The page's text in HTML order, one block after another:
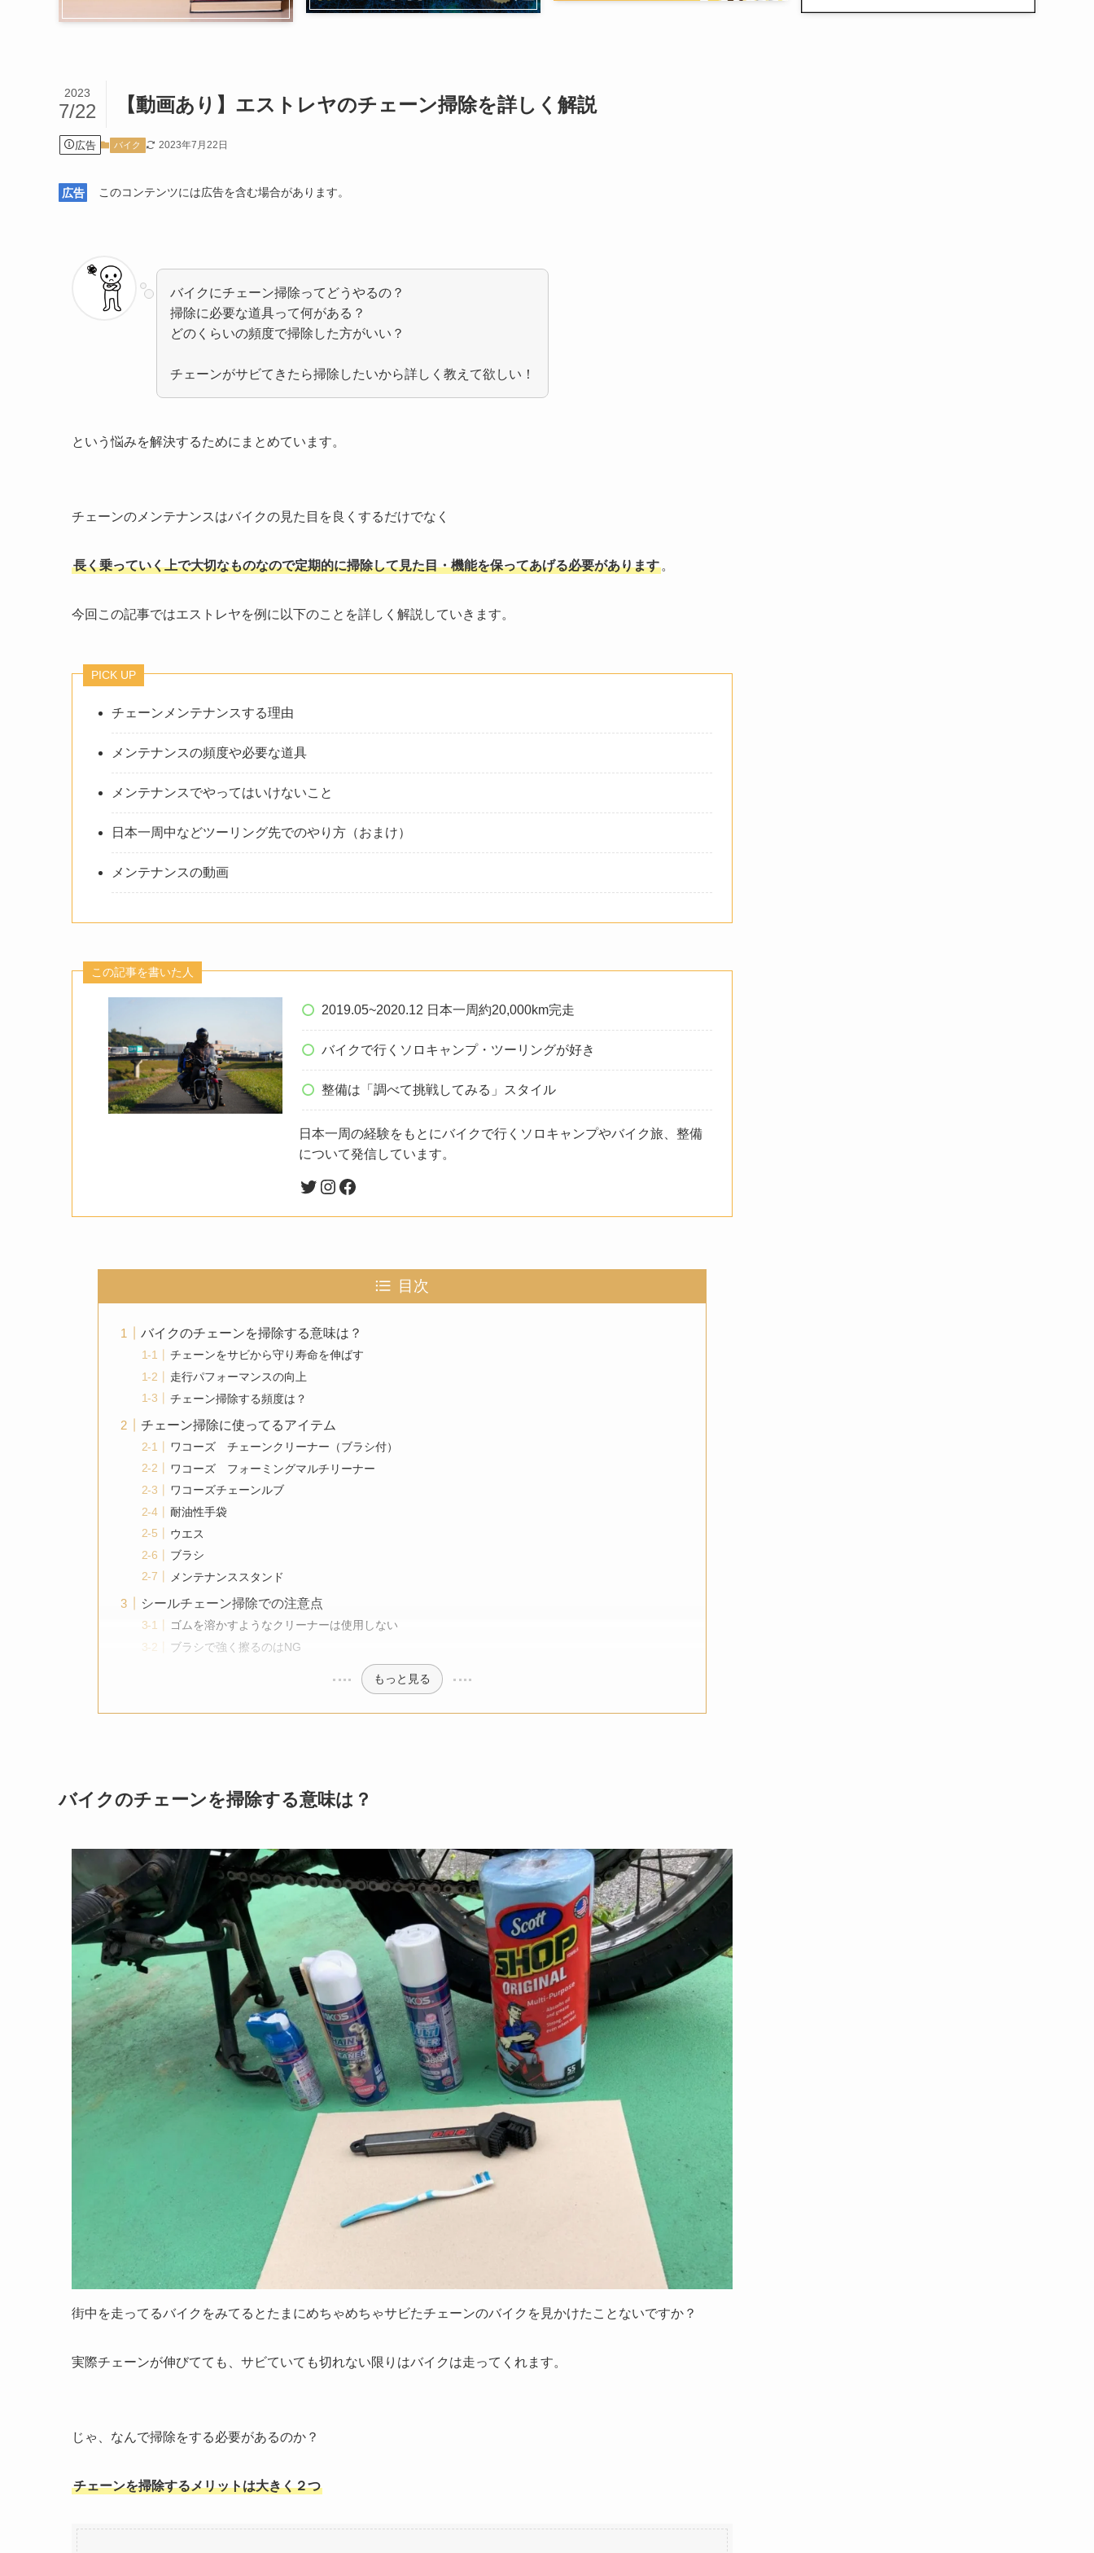
【動画あり】エストレヤのチェーン掃除を詳しく解説
2023
7/22
広告 バイク 2023年7月22日
広告 このコンテンツには広告を含む場合があります。
バイクにチェーン掃除ってどうやるの？
掃除に必要な道具って何がある？
どのくらいの頻度で掃除した方がいい？
チェーンがサビてきたら掃除したいから詳しく教えて欲しい！
という悩みを解決するためにまとめています。
チェーンのメンテナンスはバイクの見た目を良くするだけでなく
長く乗っていく上で大切なものなので定期的に掃除して見た目・機能を保ってあげる必要があります 。
今回この記事ではエストレヤを例に以下のことを詳しく解説していきます。
PICK UP
チェーンメンテナンスする理由
メンテナンスの頻度や必要な道具
メンテナンスでやってはいけないこと
日本一周中などツーリング先でのやり方（おまけ）
メンテナンスの動画
この記事を書いた人
2019.05~2020.12 日本一周約20,000km完走
バイクで行くソロキャンプ・ツーリングが好き
整備は「調べて挑戦してみる」スタイル
日本一周の経験をもとにバイクで行くソロキャンプやバイク旅、整備
について発信しています。
目次
バイクのチェーンを掃除する意味は？
チェーンをサビから守り寿命を伸ばす
走行パフォーマンスの向上
チェーン掃除する頻度は？
チェーン掃除に使ってるアイテム
ワコーズ チェーンクリーナー（ブラシ付）
ワコーズ フォーミングマルチリーナー
ワコーズチェーンルブ
耐油性手袋
ウエス
ブラシ
メンテナンススタンド
シールチェーン掃除での注意点
ゴムを溶かすようなクリーナーは使用しない
ブラシで強く擦るのはNG
もっと見る
バイクのチェーンを掃除する意味は？
街中を走ってるバイクをみてるとたまにめちゃめちゃサビたチェーンのバイクを見かけたことないですか？
実際チェーンが伸びてても、サビていても切れない限りはバイクは走ってくれます。
じゃ、なんで掃除をする必要があるのか？
チェーンを掃除するメリットは大きく２つ